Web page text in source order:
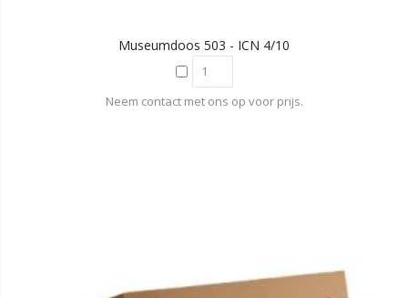
Museumdoos 503 - ICN 4/10
Neem contact met ons op voor prijs.